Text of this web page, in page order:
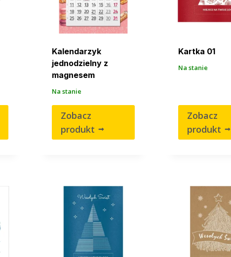
Kalendarzyk
jednodzielny z
magnesem
Na stanie
Zobacz
produkt
Kartka 01
Na stanie
Zobacz
produkt